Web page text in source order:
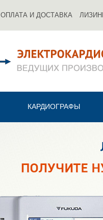
ОПЛАТА И ДОСТАВКА
КАРДИОГРАФЫ